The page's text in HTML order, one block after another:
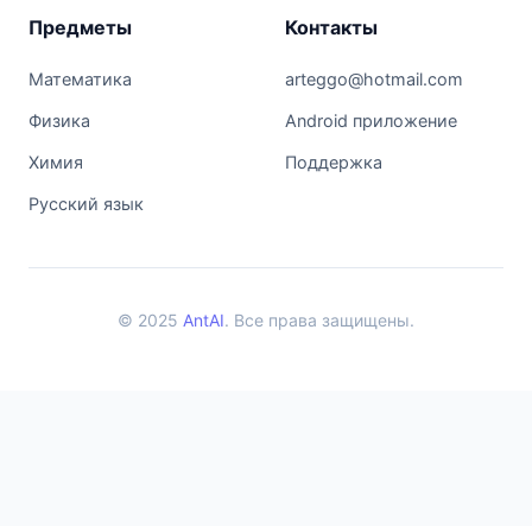
Предметы
Математика
Физика
Химия
Русский язык
Контакты
arteggo@hotmail.com
Android приложение
Поддержка
© 2025 AntAI. Все права защищены.